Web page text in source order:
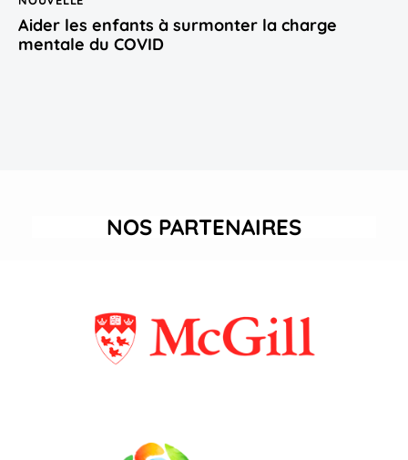
Aider les enfants à surmonter la charge
mentale du COVID
NOS PARTENAIRES